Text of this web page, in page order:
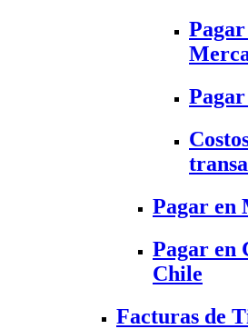
Pagar en
Pagar en
Chile
Facturas de